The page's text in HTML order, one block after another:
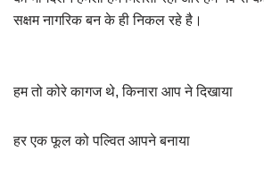
सक्षम नागरिक बन के ही निकल रहे है।
हम तो कोरे कागज थे, किनारा आप ने दिखाया
हर एक फूल को पल्वित आपने बनाया